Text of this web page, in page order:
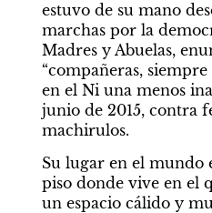
estuvo de su mano
marchas por la
Madres y Abuelas,
“compañeras,
en el Ni una menos
junio de 2015, contra
machirulos.
Su lugar en el mundo
piso donde vive en el
un espacio cálido y